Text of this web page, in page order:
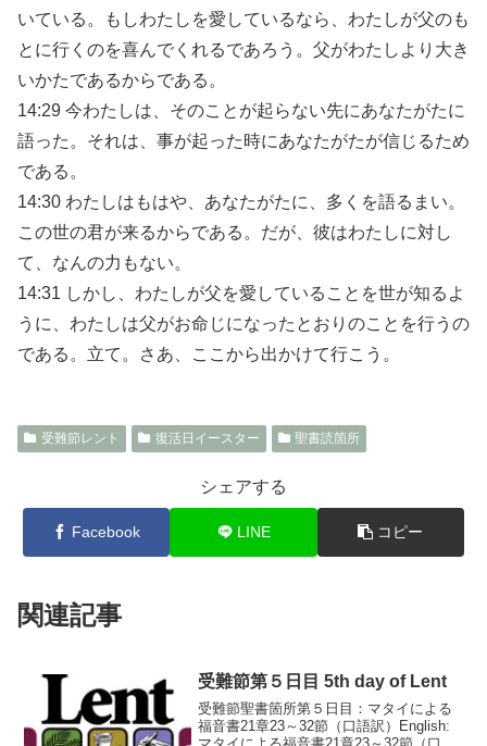
いている。もしわたしを愛しているなら、わたしが父のも
とに行くのを喜んでくれるであろう。父がわたしより大き
いかたであるからである。
14:29 今わたしは、そのことが起らない先にあなたがたに
語った。それは、事が起った時にあなたがたが信じるため
である。
14:30 わたしはもはや、あなたがたに、多くを語るまい。
この世の君が来るからである。だが、彼はわたしに対し
て、なんの力もない。
14:31 しかし、わたしが父を愛していることを世が知るよ
うに、わたしは父がお命じになったとおりのことを行うの
である。立て。さあ、ここから出かけて行こう。
受難節レント 復活日イースター 聖書読箇所
シェアする
Facebook LINE コピー
関連記事
受難節第５日目 5th day of Lent
受難節聖書箇所第５日目：マタイによる
福音書21章23～32節（口語訳）English: